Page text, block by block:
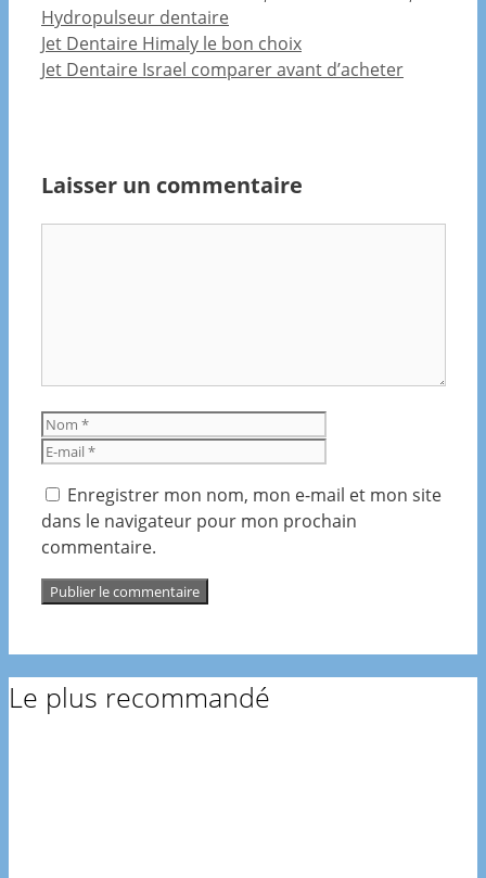
Catégories
Hydropulseur dentaire
Jet Dentaire Himaly le bon choix
Jet Dentaire Israel comparer avant d’acheter
Laisser un commentaire
Nom
Enregistrer mon nom, mon e-mail et mon site
dans le navigateur pour mon prochain
commentaire.
Le plus recommandé